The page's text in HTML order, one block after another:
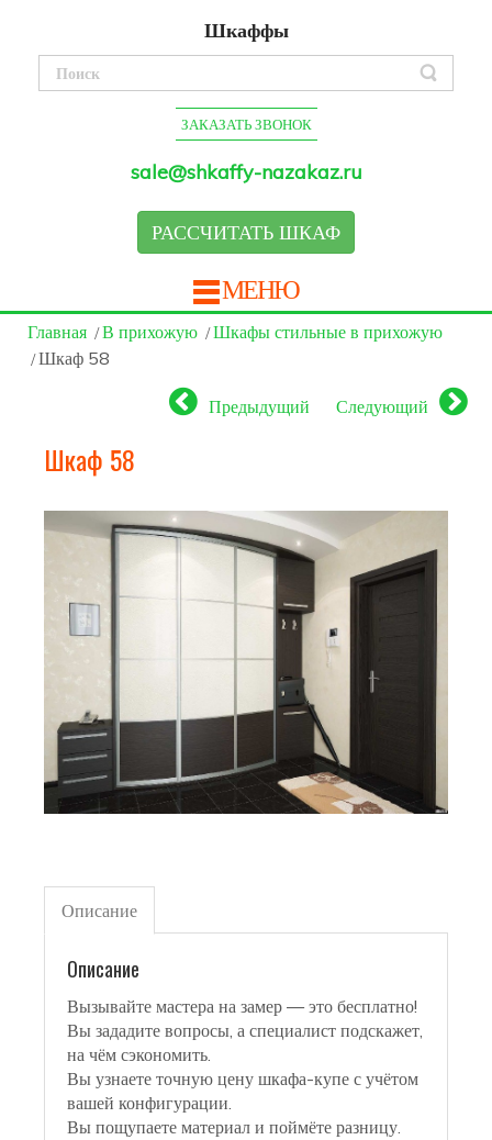
Шкаффы
ЗАКАЗАТЬ ЗВОНОК
sale@shkaffy-nazakaz.ru
РАССЧИТАТЬ ШКАФ
МЕНЮ
Главная В прихожую
Шкафы стильные в прихожую
Шкаф 58
Предыдущий Следующий
Шкаф 58
Описание
Описание
Вызывайте мастера на замер — это бесплатно!
Вы зададите вопросы, а специалист подскажет,
на чём сэкономить.
Вы узнаете точную цену шкафа-купе с учётом
вашей конфигурации.
Вы пощупаете материал и поймёте разницу.